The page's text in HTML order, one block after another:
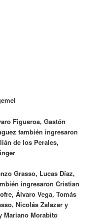
Figueroa, Gastón
también ingresaron
de los Perales,
Grasso, Lucas Díaz,
ingresaron Cristian
Álvaro Vega, Tomás
Nicolás Zalazar y
Mariano Morabito